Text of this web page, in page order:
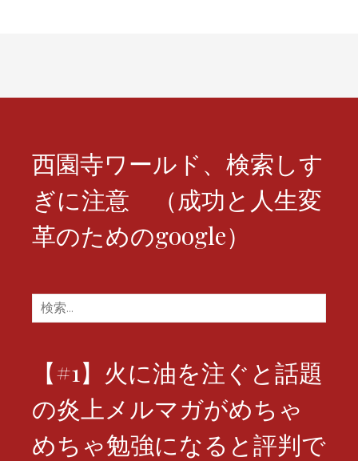
西園寺ワールド、検索しす
ぎに注意 （成功と人生変
革のためのgoogle）
検
索:
【#1】火に油を注ぐと話題
の炎上メルマガがめちゃ
めちゃ勉強になると評判で